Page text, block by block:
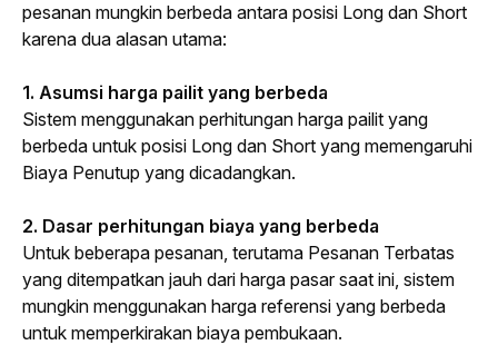
pesanan mungkin berbeda antara posisi Long dan Short
karena dua alasan utama:
1. Asumsi harga pailit yang berbeda
Sistem menggunakan perhitungan harga pailit yang
berbeda untuk posisi Long dan Short yang memengaruhi
Biaya Penutup yang dicadangkan.
2. Dasar perhitungan biaya yang berbeda
Untuk beberapa pesanan, terutama Pesanan Terbatas
yang ditempatkan jauh dari harga pasar saat ini, sistem
mungkin menggunakan harga referensi yang berbeda
untuk memperkirakan biaya pembukaan.